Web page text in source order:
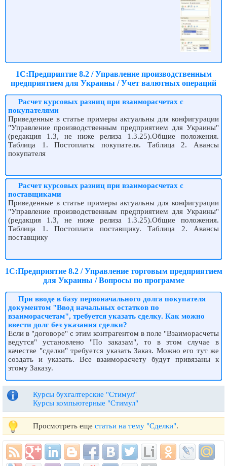
1С:Предприятие 8.2 / Управление производственным
предприятием для Украины / Учет валютных операций
Расчет курсовых разниц при взаиморасчетах с
покупателями
Приведенные в статье примеры актуальны для конфигурации
"Управление производственным предприятием для Украины"
(редакция 1.3, не ниже релиза 1.3.25).Общие положения.
Таблица 1. Постоплаты покупателя. Таблица 2. Авансы
покупателя
Расчет курсовых разниц при взаиморасчетах с
поставщиками
Приведенные в статье примеры актуальны для конфигурации
"Управление производственным предприятием для Украины"
(редакция 1.3, не ниже релиза 1.3.25).Общие положения.
Таблица 1. Постоплата поставщику. Таблица 2. Авансы
поставщику
1С:Предприятие 8.2 / Управление торговым предприятием
для Украины / Вопросы по программе
При вводе в базу первоначального долга покупателя
документом "Ввод начальных остатков по
взаиморасчетам", требуется указать сделку. Как можно
ввести долг без указания сделки?
Если в "договоре" с этим контрагентом в поле "Взаиморасчеты
ведутся" установлено "По заказам", то в этом случае в
качестве "сделки" требуется указать Заказ. Можно его тут же
создать и указать. Все взаиморасчету будут привязаны к
этому Заказу.
Курсы бухгалтерские "Стимул"
Курсы компьютерные "Стимул"
Просмотреть еще статьи на тему "Сделки".